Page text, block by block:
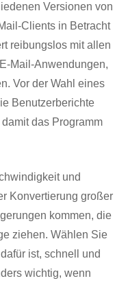
Versionen von
Clients in Betracht
reibungslos mit allen
Mail-Anwendungen,
Vor der Wahl eines
Benutzerberichte
das Programm
und
Konvertierung großer
kommen, die
ziehen. Wählen Sie
ist, schnell und
wichtig, wenn